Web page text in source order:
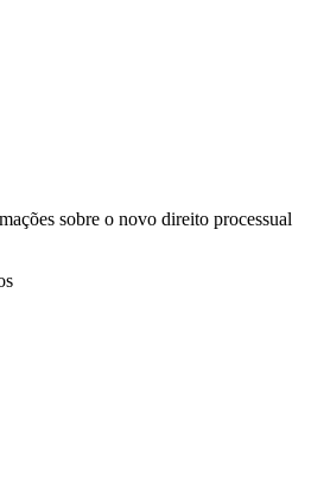
sobre o novo direito processual